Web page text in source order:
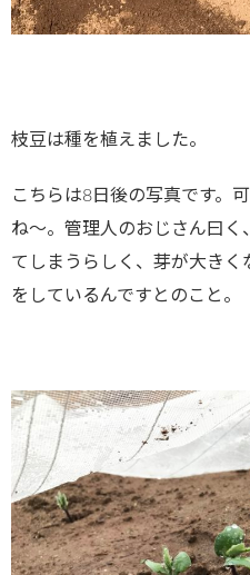
枝豆は種を植えました。
こちらは8日後の写真です。
ね〜。管理人のおじさん曰
てしまうらしく、芽が大きく
をしているんですとのこと。